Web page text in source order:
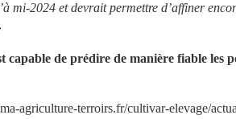
mi-2024 et devrait permettre d’affiner
capable de prédire de manière fiable les
agriculture-terroirs.fr/cultivar-elevage/